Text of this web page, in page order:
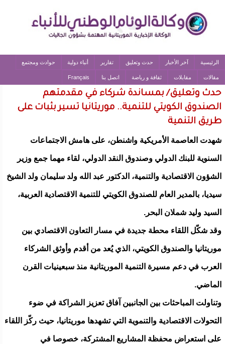
الرئيسية آخر الأخبار حدث وتعليق تقارير أنباء دولية حوادث ومجتمع
مقالات مقابلات ثقافة و رياضة اتصل بنا Français
حدث وتعليق/ بمساندة شركاء في مقدمتهم
الصندوق الكويتي للتنمية.. موريتانيا تسير بثبات على
طريق التنمية
شهدت العاصمة الأمريكية واشنطن، على هامش الاجتماعات
السنوية للبنك الدولي وصندوق النقد الدولي، لقاء مهما جمع وزير
الشؤون الاقتصادية والتنمية، الدكتور عبد الله ولد سليمان ولد الشيخ
سيديا، بالمدير العام للصندوق الكويتي للتنمية الاقتصادية العربية،
السيد وليد شملان البحر.
وقد شكّل اللقاء محطة جديدة في مسار التعاون الاقتصادي بين
موريتانيا والصندوق الكويتي، الذي يُعد من أقدم وأوثق الشركاء
العرب في دعم مسيرة التنمية الموريتانية منذ سبعينيات القرن
الماضي.
وتناولت المباحثات بين الجانبين آفاق تعزيز الشراكة في ضوء
التحولات الاقتصادية والتنموية التي تشهدها موريتانيا، حيث ركّز اللقاء
على استعراض محفظة المشاريع المشتركة، خصوصا في